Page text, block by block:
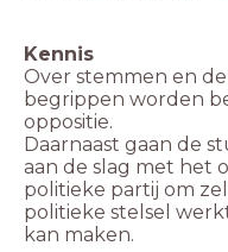
Kennis
Over stemmen en
begrippen worden
oppositie.
Daarnaast gaan de
aan de slag met het
politieke partij om
politieke stelsel
kan maken.